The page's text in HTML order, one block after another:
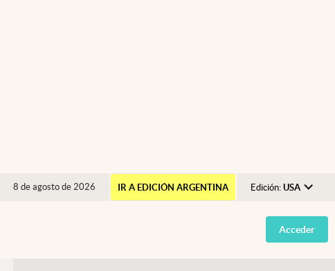
8 de agosto de 2026 IR A EDICIÓN ARGENTINA Edición: USA
Argentina
España
Acceder